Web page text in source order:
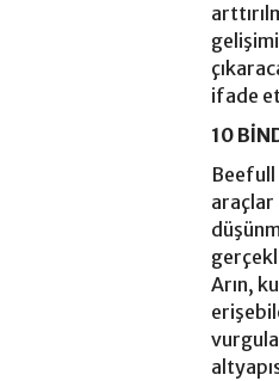
ifade
10
Beefull
araçlar
Arın,